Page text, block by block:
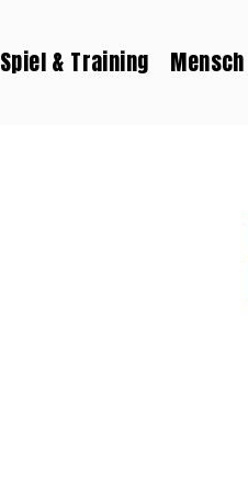
Spiel & Training Mensch